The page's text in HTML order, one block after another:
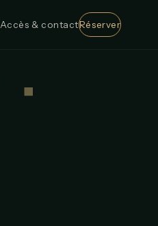
Accès & contactRéserver